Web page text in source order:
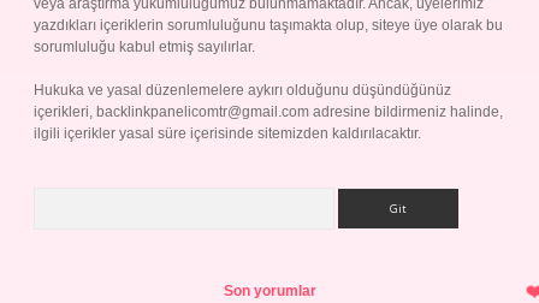
veya araştırma yükümlülüğümüz bulunmamaktadır. Ancak, üyelerimiz
yazdıkları içeriklerin sorumluluğunu taşımakta olup, siteye üye olarak bu
sorumluluğu kabul etmiş sayılırlar.
Hukuka ve yasal düzenlemelere aykırı olduğunu düşündüğünüz
içerikleri, backlinkpanelicomtr@gmail.com adresine bildirmeniz halinde,
ilgili içerikler yasal süre içerisinde sitemizden kaldırılacaktır.
Son yorumlar